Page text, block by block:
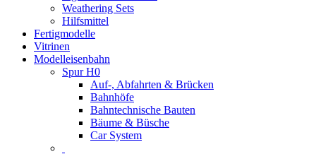
Weathering Sets
Hilfsmittel
Fertigmodelle
Vitrinen
Modelleisenbahn
Spur H0
Auf-, Abfahrten & Brücken
Bahnhöfe
Bahntechnische Bauten
Bäume & Büsche
Car System